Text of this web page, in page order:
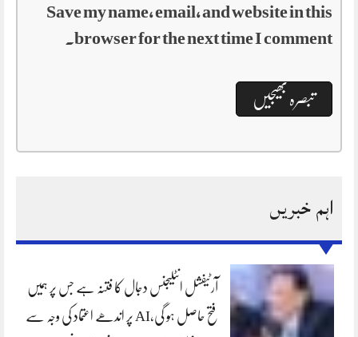
Save my name, email, and website in this
browser for the next time I comment.
اہم خبریں
آرٹیفشل انٹلیجنس دجال کا فتنہ ہے جس پر ہمیں
فتح حاصل ہو گی،AI پر اندھے اعتماد کی وجہ سے